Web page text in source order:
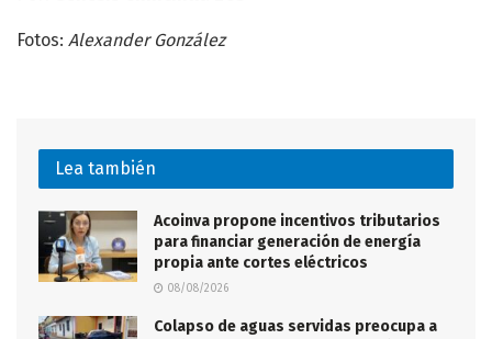
Fotos: Alexander González
Lea también
Acoinva propone incentivos tributarios
para financiar generación de energía
propia ante cortes eléctricos
08/08/2026
Colapso de aguas servidas preocupa a